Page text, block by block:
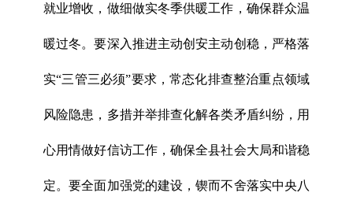
就业增收，做细做实冬季供暖工作，确保群众温
暖过冬。要深入推进主动创安主动创稳，严格落
实“三管三必须”要求，常态化排查整治重点领域
风险隐患，多措并举排查化解各类矛盾纠纷，用
心用情做好信访工作，确保全县社会大局和谐稳
定。要全面加强党的建设，锲而不舍落实中央八